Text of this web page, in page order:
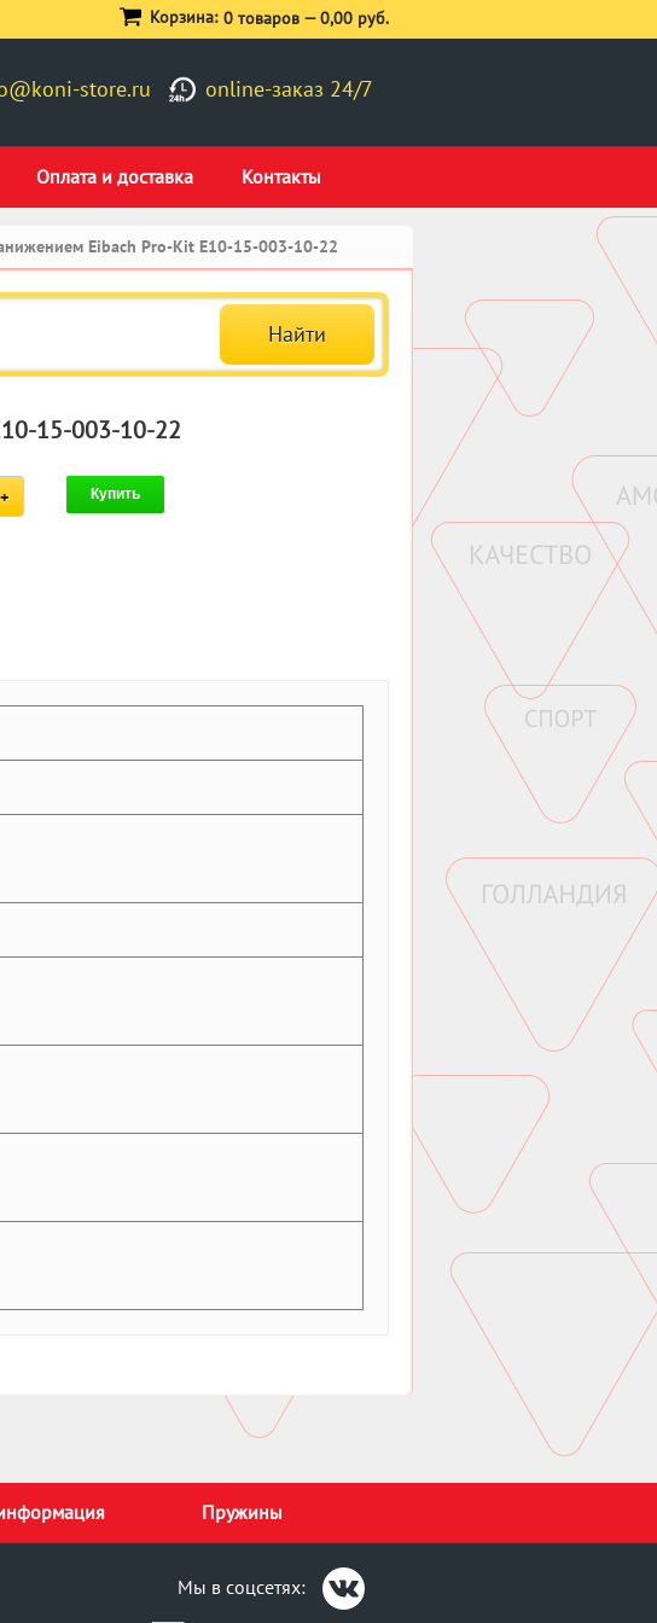
store.ru online-заказ 24/7
Оплата и доставка Контакты
Корзина: 0 товаров —0,00 руб.
Eibach Pro-Kit E10-15-003-10-22
15-003-10-22
Купить
Пружины
Мы в соцсетях: